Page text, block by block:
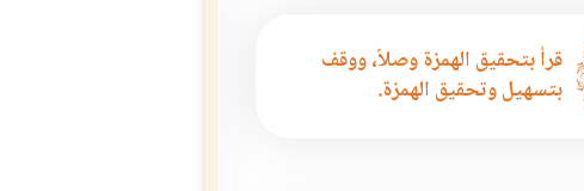
قرأ بتحقيق الهمزة وصلاً، ووقف
بتسهيل وتحقيق الهمزة.